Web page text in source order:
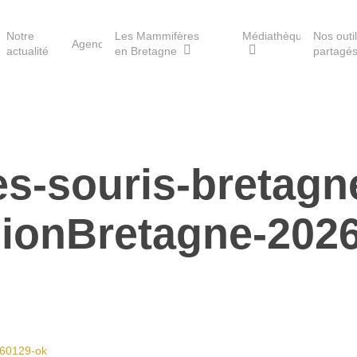
Les Havres de paix pour la
loutre
chauves-souris
Notre
actualité
Agenda
Les Mammifères
en Bretagne
Médiathèque
Nos
partagés
souris-
ok